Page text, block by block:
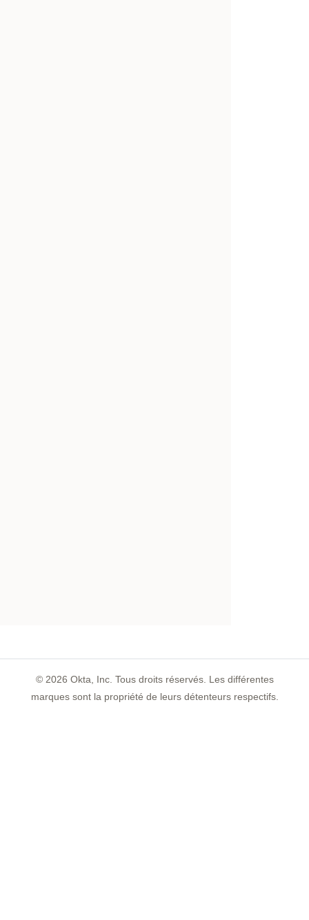
© 2026 Okta, Inc. Tous droits réservés. Les différentes
marques sont la propriété de leurs détenteurs respectifs.